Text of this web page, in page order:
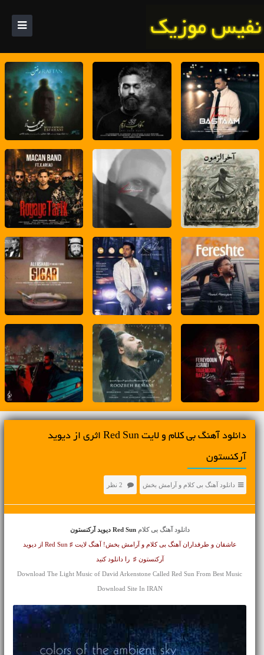
دانلود آهنگ بی کلام و لایت Red Sun اثری از دیوید
آرکنستون
دانلود آهنگ بی کلام و آرامش بخش
دانلود آهنگ بی کلام Red Sun دیوید آرکنستون
عاشقان و طرفداران آهنگ بی کلام و آرامش بخش! آهنگ لایت ♯ Red Sun از دیوید
آرکنستون ♯ را دانلود کنید
Download The Light Music of David Arkenstone Called Red Sun From Best Music
Download Site In IRAN